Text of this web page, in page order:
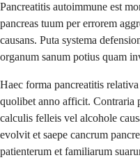
Pancreatitis autoimmune est
pancreas tuum per errorem
causans. Puta systema
organum sanum potius quam
Haec forma pancreatitis
quolibet anno afficit. Contraria
calculis felleis vel alcohole
evolvit et saepe cancrum
patienterum et familiarum